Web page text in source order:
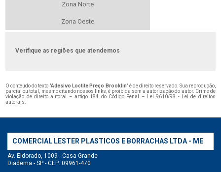
Zona Norte
Zona Oeste
Verifique as regiões que atendemos
O conteúdo do texto "Adesivo Loctite Preço Brooklin" é de direito reservado. Sua reprodução,
parcial ou total, mesmo citando nossos links, é proibida sem a autorização do autor. Crime de
violação de direito autoral – artigo 184 do Código Penal –
Lei 9610/98 - Lei de direitos
autorais.
COMERCIAL LESTER PLASTICOS E BORRACHAS LTDA - ME
Av. Eldorado, 1009 - Casa Grande
Diadema - SP - CEP: 09961-470